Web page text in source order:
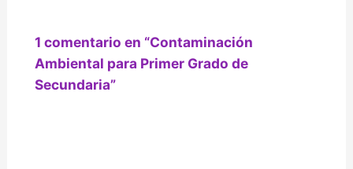
1 comentario en “Contaminación
Ambiental para Primer Grado de
Secundaria”